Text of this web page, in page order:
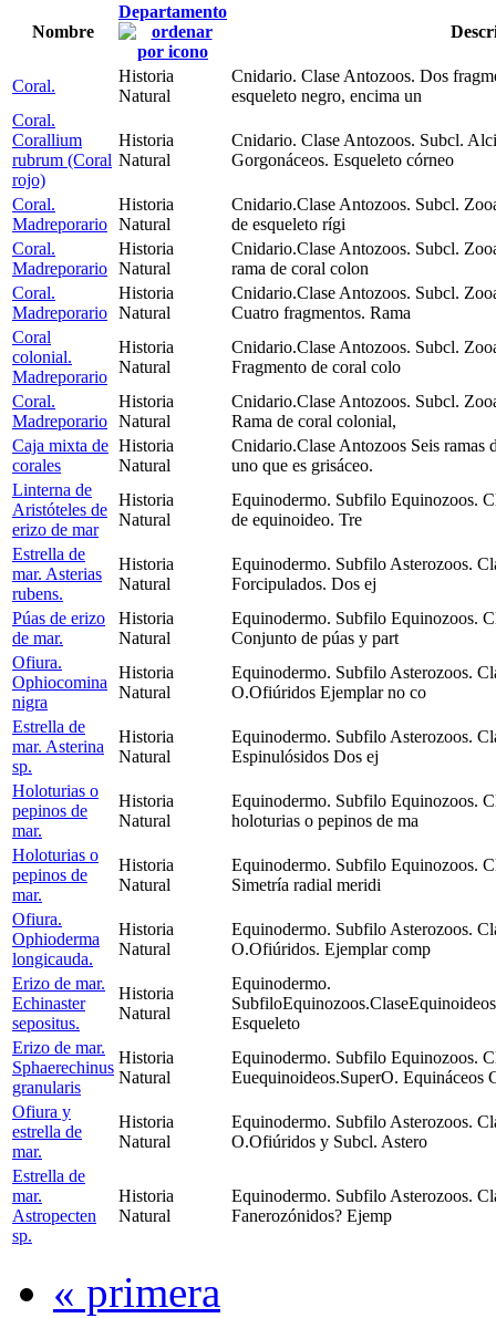
Nombre
Departamento
Coral.
Historia
Natural
Cnidario. Clase Antozoos. Dos
esqueleto negro, encima un
Coral.
Corallium
rubrum (Coral
rojo)
Historia
Natural
Cnidario. Clase Antozoos. Subcl.
Gorgonáceos. Esqueleto córneo
Coral.
Madreporario
Historia
Natural
Cnidario.Clase Antozoos. Subcl.
de esqueleto rígi
Coral.
Madreporario
Historia
Natural
Cnidario.Clase Antozoos. Subcl.
rama de coral colon
Coral.
Madreporario
Historia
Natural
Cnidario.Clase Antozoos. Subcl.
Cuatro fragmentos. Rama
Coral
colonial.
Madreporario
Historia
Natural
Cnidario.Clase Antozoos. Subcl.
Fragmento de coral colo
Coral.
Madreporario
Historia
Natural
Cnidario.Clase Antozoos. Subcl.
Rama de coral colonial,
Caja mixta de
corales
Historia
Natural
Cnidario.Clase Antozoos Seis ramas
uno que es grisáceo.
Linterna de
Aristóteles de
erizo de mar
Historia
Natural
Equinodermo. Subfilo Equinozoos.
de equinoideo. Tre
Estrella de
mar. Asterias
rubens.
Historia
Natural
Equinodermo. Subfilo Asterozoos.
Forcipulados. Dos ej
Púas de erizo
de mar.
Historia
Natural
Equinodermo. Subfilo Equinozoos.
Conjunto de púas y part
Ofiura.
Ophiocomina
nigra
Historia
Natural
Equinodermo. Subfilo Asterozoos.
O.Ofiúridos Ejemplar no co
Estrella de
mar. Asterina
sp.
Historia
Natural
Equinodermo. Subfilo Asterozoos.
Espinulósidos Dos ej
Holoturias o
pepinos de
mar.
Historia
Natural
Equinodermo. Subfilo Equinozoos.
holoturias o pepinos de ma
Holoturias o
pepinos de
mar.
Historia
Natural
Equinodermo. Subfilo Equinozoos.
Simetría radial meridi
Ofiura.
Ophioderma
longicauda.
Historia
Natural
Equinodermo. Subfilo Asterozoos.
O.Ofiúridos. Ejemplar comp
Erizo de mar.
Echinaster
sepositus.
Historia
Natural
Equinodermo.
Esqueleto
Erizo de mar.
Sphaerechinus
granularis
Historia
Natural
Equinodermo. Subfilo Equinozoos.
Euequinoideos.SuperO. Equináceos
Ofiura y
estrella de
mar.
Historia
Natural
Equinodermo. Subfilo Asterozoos.
O.Ofiúridos y Subcl. Astero
Estrella de
mar.
Astropecten
sp.
Historia
Natural
Equinodermo. Subfilo Asterozoos.
Fanerozónidos? Ejemp
« primera